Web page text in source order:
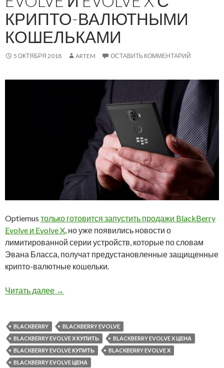
КРИПТО-ВАЛЮТНЫМИ
КОШЕЛЬКАМИ
5 ОКТЯБРЯ 2018 ARTEM ОСТАВИТЬ КОММЕНТАРИЙ
Optiemus только готовится запустить продажи BlackBerry
Evolve и Evolve X , но уже появились новости о
лимитированной серии устройств, которые по словам
Эвана Бласса, получат предустановленные защищенные
крипто-валютные кошельки.
Читать далее Optiemus выпустит версии BlackBerry
→
BLACKBERRY
BLACKBERRY EVOLVE
BLACKBERRY EVOLVE X КУПИТЬ
BLACKBERRY EVOLVE X ЦЕНА
BLACKBERRY EVOLVE КУПИТЬ
BLACKBERRY EVOLVE Х
BLACKBERRY EVOLVE ЦЕНА